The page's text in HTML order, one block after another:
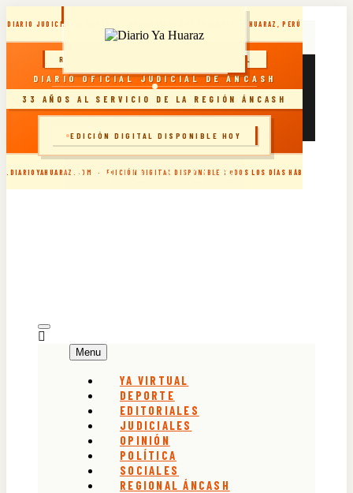
DIARIO JUDICIAL DE ÁNCASH · RECONOCIDO POR INDECOPI · HUARAZ, PERÚ
· EDICIÓN DIGITAL DISPONIBLE TODOS LOS DÍAS HÁBILES
RESOLUCIÓN INDECOPI · DIARIO OFICIAL
DIARIO OFICIAL JUDICIAL DE ÁNCASH
33 AÑOS AL SERVICIO DE LA REGIÓN ÁNCASH
🗞️ INGRESAR AL SITIO
EDICIÓN DIGITAL DISPONIBLE HOY
to
content
sábado, agosto 8, 2026
DIARIO YA VIRTUAL 08.08.2026
DIARIO YA VIRTUAL 07.08.2026
DIARIO YA VIRTUAL 06.08.2026
Menu
YA VIRTUAL
DEPORTE
EDITORIALES
JUDICIALES
OPINIÓN
POLÍTICA
SOCIALES
REGIONAL ÁNCASH